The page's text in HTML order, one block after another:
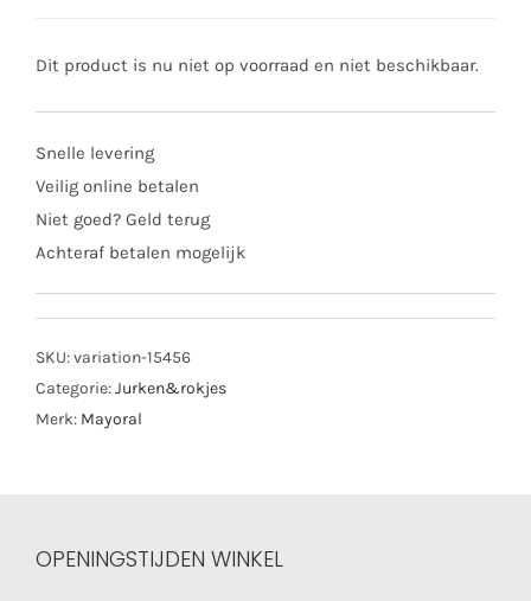
Dit product is nu niet op voorraad en niet beschikbaar.
Snelle levering
Veilig online betalen
Niet goed? Geld terug
Achteraf betalen mogelijk
SKU:variation-15456
Categorie:Jurken&rokjes
Merk: Mayoral
OPENINGSTIJDEN WINKEL